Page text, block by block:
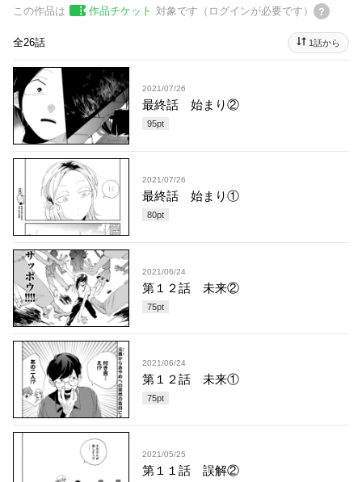
この作品は 作品チケット 対象です（ログインが必要です）
全26話 1話から
2021/07/26
最終話 始まり②
95pt
2021/07/26
最終話 始まり①
80pt
2021/06/24
第１２話 未来②
75pt
2021/06/24
第１２話 未来①
75pt
2021/05/25
第１１話 誤解②